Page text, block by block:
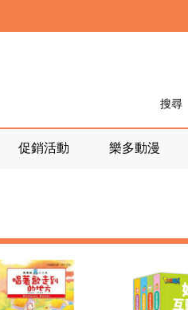
搜尋
促銷活動 樂多動漫